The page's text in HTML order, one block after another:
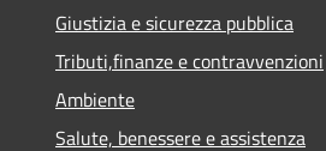
Giustizia e sicurezza pubblica
Tributi,finanze e contravvenzioni
Ambiente
Salute, benessere e assistenza